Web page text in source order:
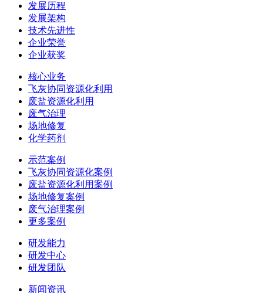
发展历程
发展架构
技术先进性
企业荣誉
企业获奖
核心业务
飞灰协同资源化利用
废盐资源化利用
废气治理
场地修复
化学药剂
示范案例
飞灰协同资源化案例
废盐资源化利用案例
场地修复案例
废气治理案例
更多案例
研发能力
研发中心
研发团队
新闻资讯